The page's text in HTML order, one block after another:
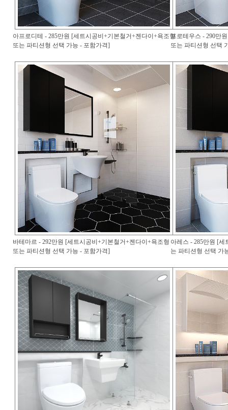
아프로디테 - 285만원 [세트시공비+기본철거+젠다이+욕조형
또는 파티션형 선택 가능 - 포함가격]
프로테우스 - 290만
또는 파티션형 선택
바테마르 - 292만원 [세트시공비+기본철거+젠다이+욕조형
또는 파티션형 선택 가능 - 포함가격]
아레스 - 285만원 [
는 파티션형 선택 가